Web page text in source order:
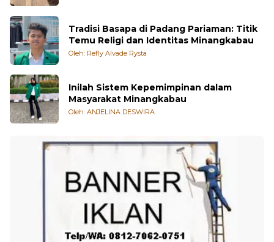
Tradisi Basapa di Padang Pariaman: Titik
Temu Religi dan Identitas Minangkabau
Oleh: Refly Alvade Rysta
Inilah Sistem Kepemimpinan dalam
Masyarakat Minangkabau
Oleh: ANJELINA DESWIRA